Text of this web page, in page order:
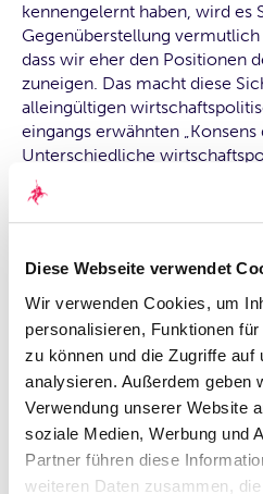
Diese Webseite verwendet
Wir verwenden Cookies, um
personalisieren, Funktionen
zu können und die Zugriffe auf
analysieren. Außerdem geben
Verwendung unserer Website
soziale Medien, Werbung und
Partner führen diese
weiteren Daten zusammen,
kennengelernt haben, wird es
Gegenüberstellung
dass wir eher den Positionen
zuneigen. Das macht diese
alleingültigen
eingangs erwähnten „Konsens
Unterschiedliche
Herausforderungen erfordern
Maßnahmen, die mal mehr
der anderen „Seite“ verortet
wie bereits angesprochen – in
Positionen gibt, allerdings mit
Ausprägungen.
Der eigentliche Grund,
untypische) Thema im
behandeln wollten, besteht
wirtschaftliche
machen zu wollen, die in